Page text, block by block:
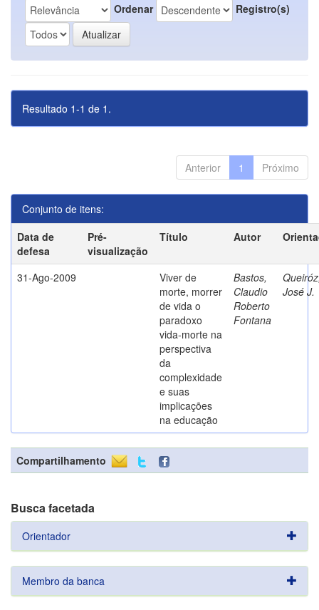
Ordenar Registro(s)
Resultado 1-1 de 1.
Anterior 1 Próximo
Conjunto de itens:
Data de
defesa
Pré-
visualização
Título Autor
31-Ago-2009
Viver de
morte, morrer
de vida o
paradoxo
vida-morte na
perspectiva
da
complexidade
e suas
implicações
na educação
Bastos,
Claudio
Roberto
Fontana
José J.
Compartilhamento
Busca facetada
Orientador
Membro da banca